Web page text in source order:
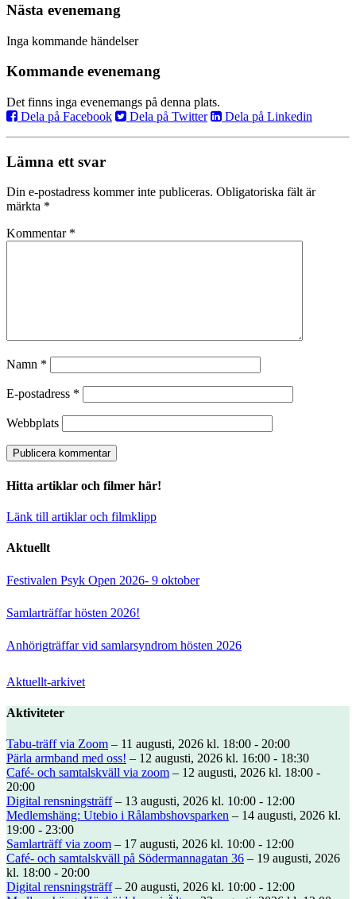
Nästa evenemang
Inga kommande händelser
Kommande evenemang
Det finns inga evenemangs på denna plats.
Dela på Facebook
Dela på Twitter Dela på Linkedin
Lämna ett svar
Din e-postadress kommer inte publiceras. Obligatoriska fält är
märkta *
Kommentar *
Namn *
E-postadress *
Webbplats
Hitta artiklar och filmer här!
Länk till artiklar och filmklipp
Aktuellt
Festivalen Psyk Open 2026- 9 oktober
Samlarträffar hösten 2026!
Anhörigträffar vid samlarsyndrom hösten 2026
Aktuellt-arkivet
Aktiviteter
Tabu-träff via Zoom – 11 augusti, 2026 kl. 18:00 - 20:00
Pärla armband med oss! – 12 augusti, 2026 kl. 16:00 - 18:30
Café- och samtalskväll via zoom – 12 augusti, 2026 kl. 18:00 -
20:00
Digital rensningsträff– 13 augusti, 2026 kl. 10:00 - 12:00
Medlemshäng: Utebio i Rålambshovsparken – 14 augusti, 2026 kl.
19:00 - 23:00
Samlarträff via zoom – 17 augusti, 2026 kl. 10:00 - 12:00
Café- och samtalskväll på Södermannagatan 36 – 19 augusti, 2026
kl. 18:00 - 20:00
Digital rensningsträff– 20 augusti, 2026 kl. 10:00 - 12:00